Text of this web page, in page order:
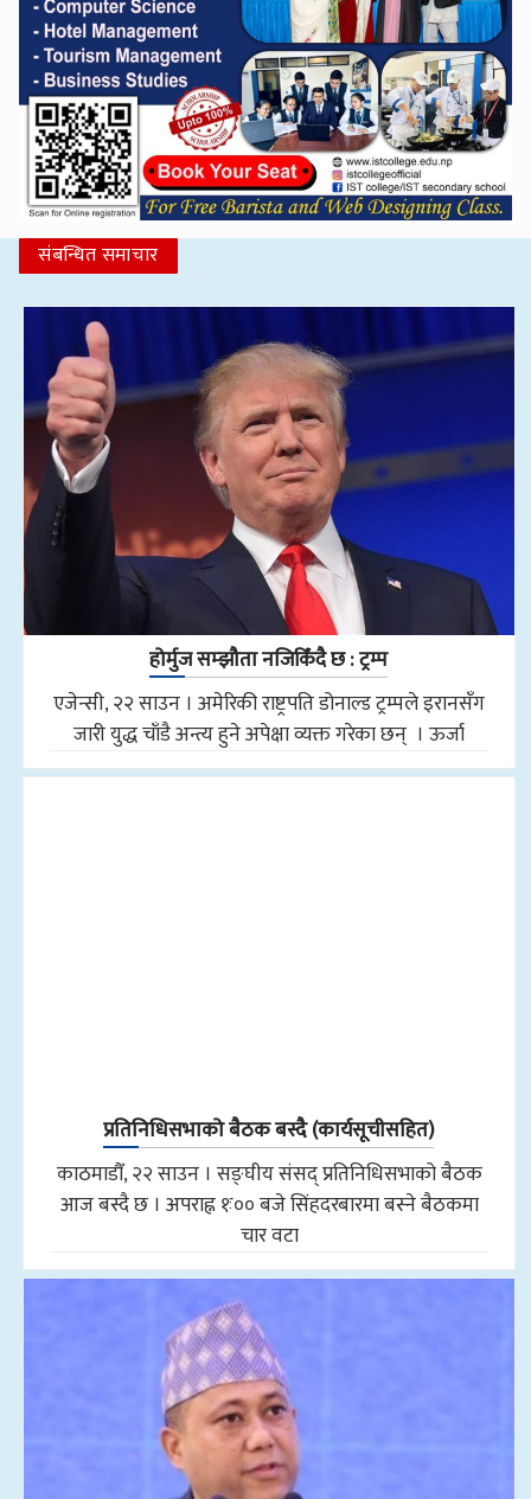
संबन्धित समाचार
होर्मुज सम्झौता नजिकिँदै छ : ट्रम्प
एजेन्सी, २२ साउन । अमेरिकी राष्ट्रपति डोनाल्ड ट्रम्पले इरानसँग
जारी युद्ध चाँडै अन्त्य हुने अपेक्षा व्यक्त गरेका छन् । ऊर्जा
प्रतिनिधिसभाको बैठक बस्दै (कार्यसूचीसहित)
काठमाडौँ, २२ साउन । सङ्घीय संसद् प्रतिनिधिसभाको बैठक
आज बस्दै छ । अपराह्न १ः०० बजे सिंहदरबारमा बस्ने बैठकमा
चार वटा